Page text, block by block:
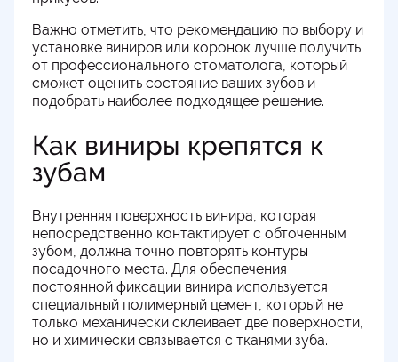
Важно отметить, что рекомендацию по выбору и
установке виниров или коронок лучше получить
от профессионального стоматолога, который
сможет оценить состояние ваших зубов и
подобрать наиболее подходящее решение.
Как виниры крепятся к
зубам
Внутренняя поверхность винира, которая
непосредственно контактирует с обточенным
зубом, должна точно повторять контуры
посадочного места. Для обеспечения
постоянной фиксации винира используется
специальный полимерный цемент, который не
только механически склеивает две поверхности,
но и химически связывается с тканями зуба.